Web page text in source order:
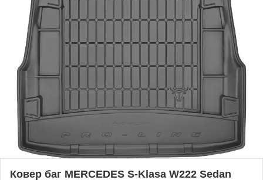
Ковер баг MERCEDES S-Klasa W222 Sedan